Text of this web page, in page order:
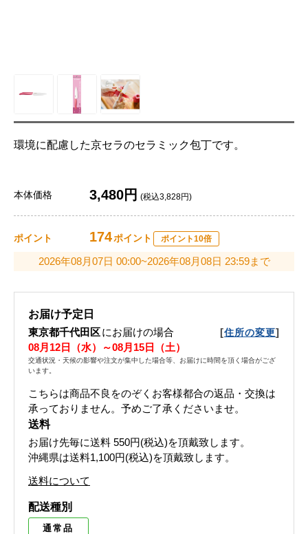
環境に配慮した京セラのセラミック包丁です。
本体価格 3,480円 (税込3,828円)
ポイント 174ポイント ポイント10倍
2026年08月07日 00:00~2026年08月08日 23:59まで
お届け予定日
東京都千代田区にお届けの場合 [住所の変更]
08月12日（水）～08月15日（土）
交通状況・天候の影響や注文が集中した場合等、お届けに時間を頂く場合がござ
います。
こちらは商品不良をのぞくお客様都合の返品・交換は
承っておりません。予めご了承くださいませ。
送料
お届け先毎に送料 550円(税込)を頂戴致します。
沖縄県は送料1,100円(税込)を頂戴致します。
送料について
配送種別
通常品